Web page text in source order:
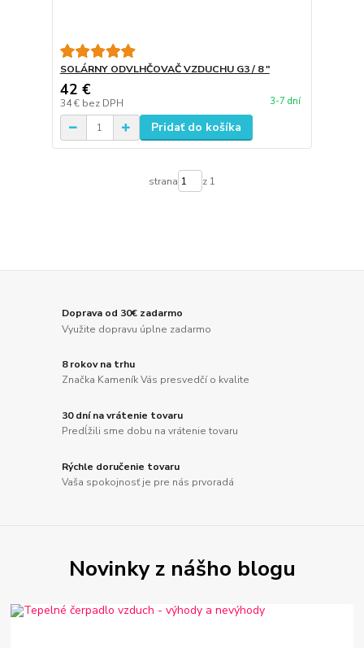
SOLÁRNY ODVLHČOVAČ VZDUCHU G3 / 8 "
42 €
34 € bez DPH 3-7 dní
Pridať do košíka
strana z 1
Doprava od 30€ zadarmo
Využite dopravu úplne zadarmo
8 rokov na trhu
Značka Kameník Vás presvedčí o kvalite
30 dní na vrátenie tovaru
Predĺžili sme dobu na vrátenie tovaru
Rýchle doručenie tovaru
Vaša spokojnosť je pre nás prvoradá
Novinky z nášho blogu